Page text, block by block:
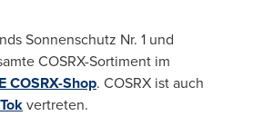
Sonnenschutz Nr. 1 und
COSRX-Sortiment im
COSRX-Shop. COSRX ist auch
vertreten.